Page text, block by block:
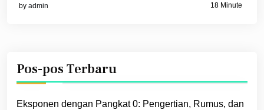
by admin 18 Minute
Pos-pos Terbaru
Eksponen dengan Pangkat 0: Pengertian, Rumus, dan